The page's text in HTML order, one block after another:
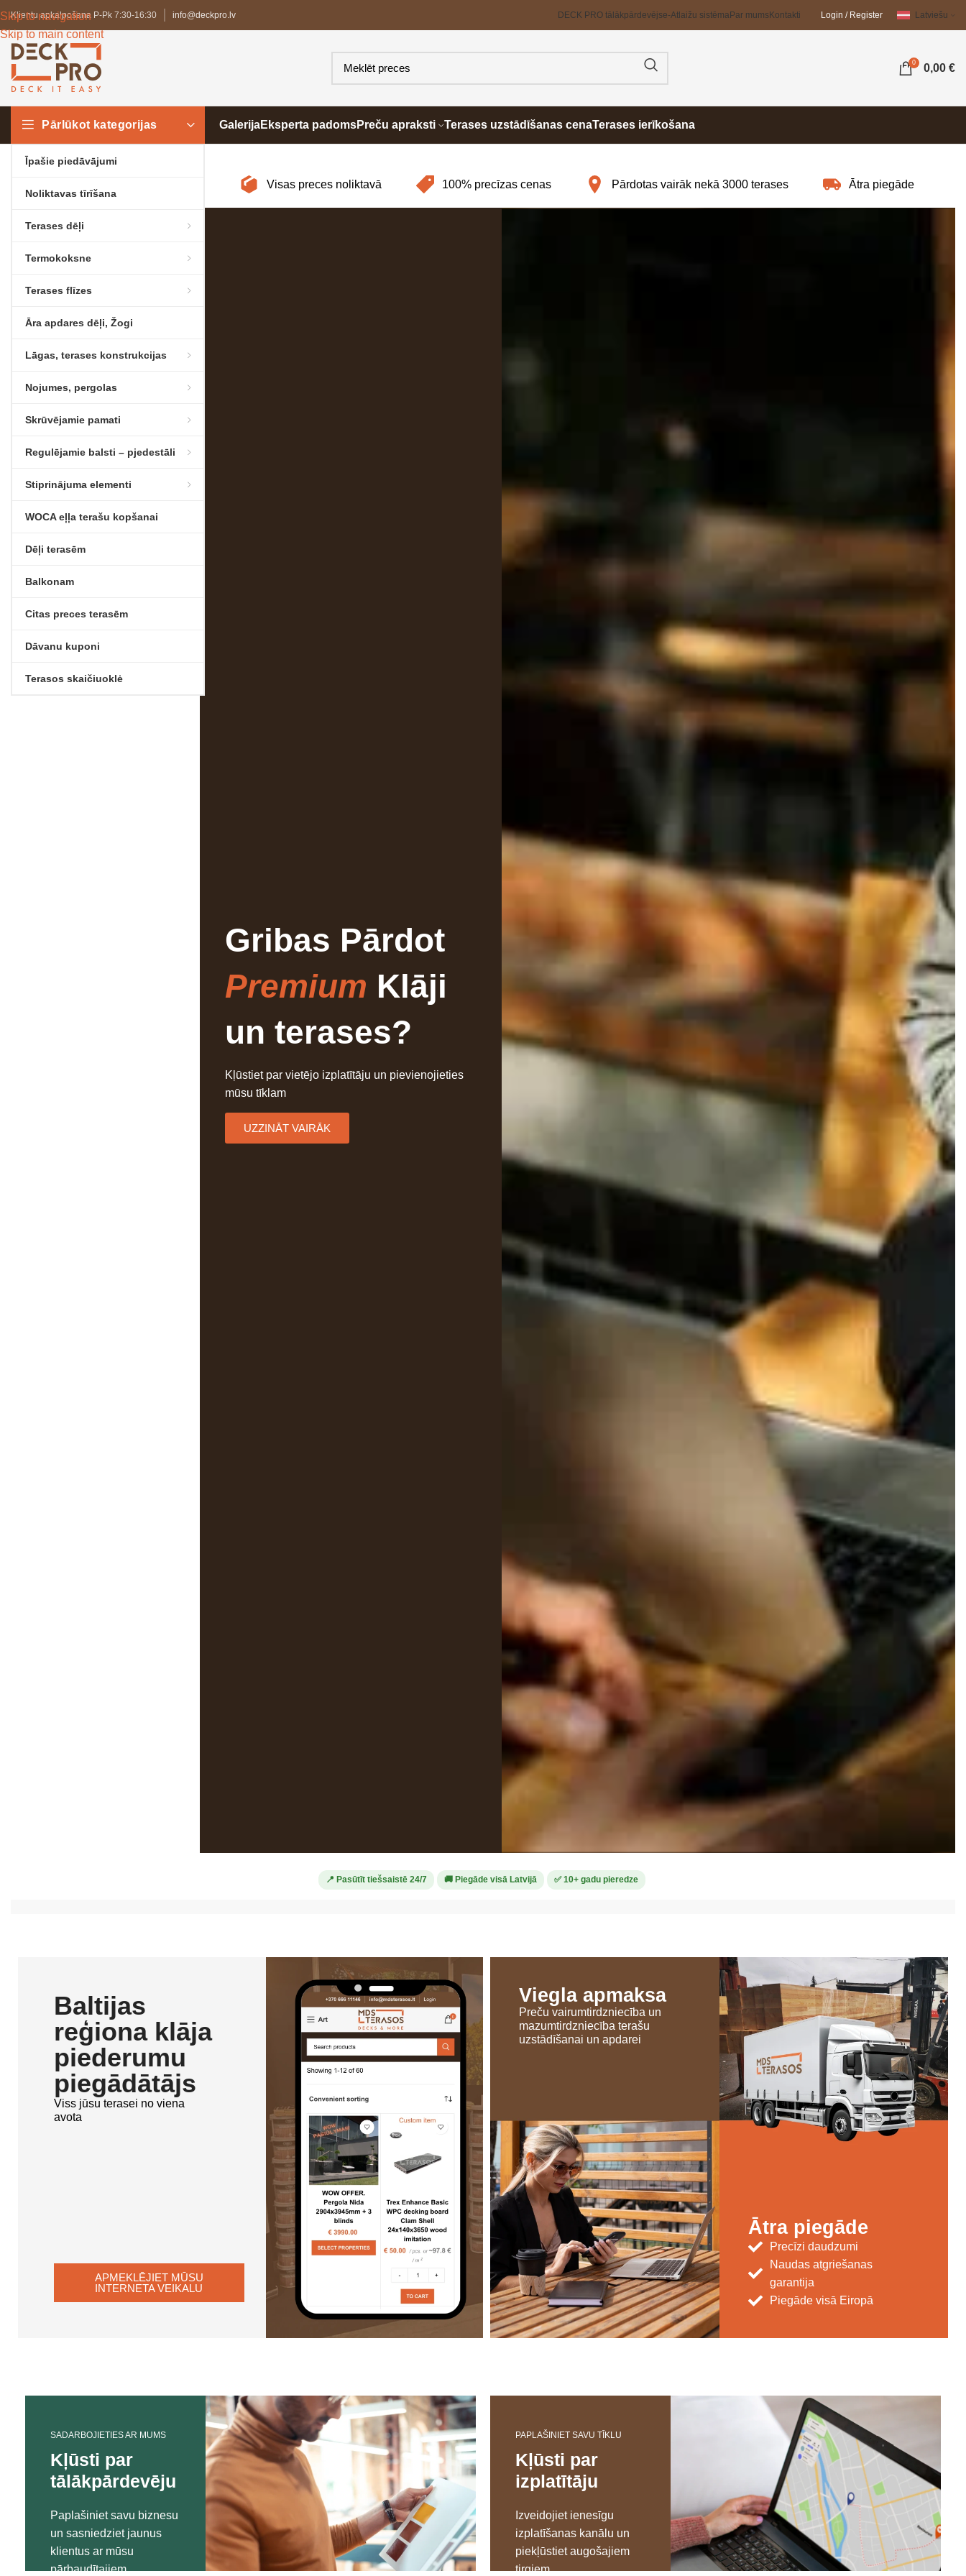
Skip to navigation
Skip to main content
Klientu apkalpošana P-Pk 7:30-16:30 info@deckpro.lv DECK PRO tālākpārdevējse-Atlaižu sistēmaPar mumsKontakti Login / Register Latviešu
0 0,00 €
Pārlūkot kategorijas
Īpašie piedāvājumi
Noliktavas tīrīšana
Terases dēļi
Termokoksne
Terases flīzes
Āra apdares dēļi, Žogi
Lāgas, terases konstrukcijas
Nojumes, pergolas
Skrūvējamie pamati
Regulējamie balsti – pjedestāli
Stiprinājuma elementi
WOCA eļļa terašu kopšanai
Dēļi terasēm
Balkonam
Citas preces terasēm
Dāvanu kuponi
Terasos skaičiuoklė
GalerijaEksperta padomsPreču apraksti Terases uzstādīšanas cenaTerases ierīkošana
Visas preces noliktavā 100% precīzas cenas Pārdotas vairāk nekā 3000 terases Ātra piegāde
Gribas Pārdot
Premium Klāji
un terases?
Kļūstiet par vietējo izplatītāju un pievienojieties
mūsu tīklam
UZZINĀT VAIRĀK
📍 Pasūtīt tiešsaistē 24/7 🚚 Piegāde visā Latvijā ✅ 10+ gadu pieredze
Baltijas
reģiona klāja
piederumu
piegādātājs
Viss jūsu terasei no viena
avota
APMEKLĒJIET MŪSU
INTERNETA VEIKALU
Viegla apmaksa
Preču vairumtirdzniecība un
mazumtirdzniecība terašu
uzstādīšanai un apdarei
Ātra piegāde
Precīzi daudzumi
Naudas atgriešanas
garantija
Piegāde visā Eiropā
SADARBOJIETIES AR MUMS
Kļūsti par
tālākpārdevēju
Paplašiniet savu biznesu
un sasniedziet jaunus
klientus ar mūsu
pārbaudītajiem
PAPLAŠINIET SAVU TĪKLU
Kļūsti par
izplatītāju
Izveidojiet ienesīgu
izplatīšanas kanālu un
piekļūstiet augošajiem
tirgiem